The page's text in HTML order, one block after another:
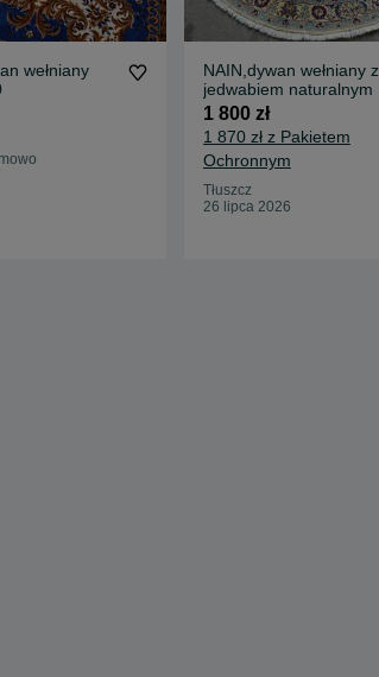
wełniany
NAIN,dywan wełniany z
jedwabiem naturalnym
1 800 zł
1 870 zł z Pakietem
Ochronnym
Tłuszcz
26 lipca 2026